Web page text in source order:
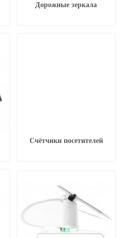
Дорожные зеркала
Счётчики посетителей